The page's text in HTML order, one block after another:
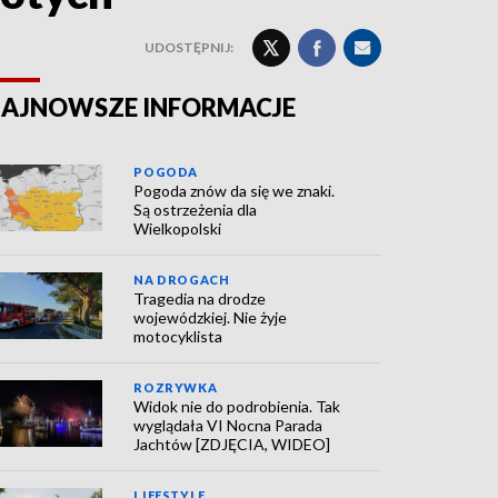
UDOSTĘPNIJ:
INFORMACJE
POGODA
Pogoda znów da się we znaki.
Są ostrzeżenia dla
Wielkopolski
NA DROGACH
Tragedia na drodze
wojewódzkiej. Nie żyje
motocyklista
ROZRYWKA
Widok nie do podrobienia. Tak
wyglądała VI Nocna Parada
Jachtów [ZDJĘCIA, WIDEO]